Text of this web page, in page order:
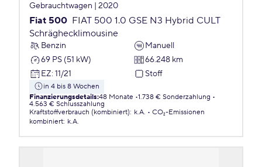
Gebrauchtwagen | 2020
Fiat 500 FIAT 500 1.0 GSE N3 Hybrid CULT
Schräghecklimousine
Benzin
Manuell
69 PS (51 kW)
66.248 km
EZ: 11/21 Stoff
in 4 bis 8 Wochen
Finanzierungsdetails:48 Monate 1.738 € Sonderzahlung
4.563 € Schlusszahlung
Kraftstoffverbrauch (kombiniert): k.A.
CO₂-Emissionen
kombiniert: k.A.